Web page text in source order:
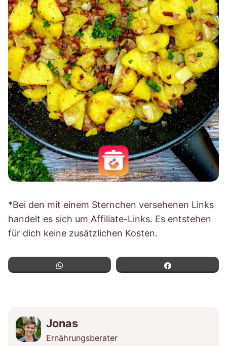
*Bei den mit einem Sternchen versehenen Links
handelt es sich um Affiliate-Links. Es entstehen
für dich keine zusätzlichen Kosten.
Jonas
Ernährungsberater